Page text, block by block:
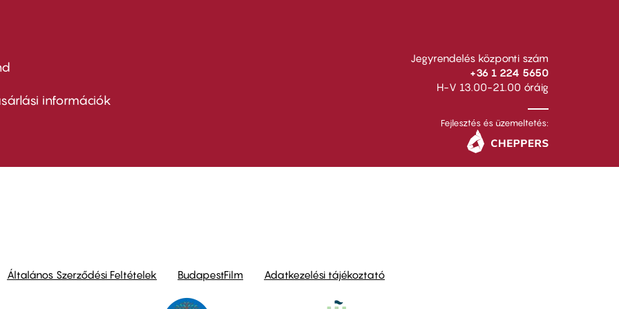
információk
Jegyrendelés központi szám
+36 1 224 5650
H-V 13.00-21.00 óráig
Fejlesztés és üzemeltetés:
Általános Szerződési Feltételek BudapestFilm Adatkezelési tájékoztató